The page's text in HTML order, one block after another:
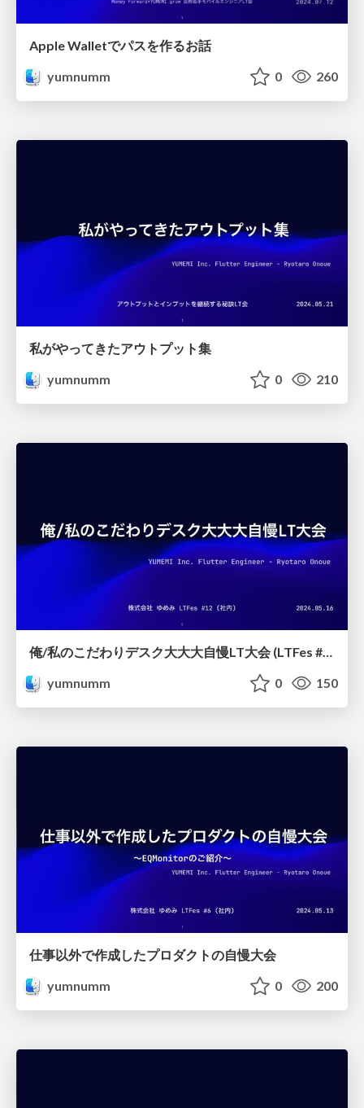
Apple Walletでパスを作るお話
yumnumm
0 260
私がやってきたアウトプット集
yumnumm
0 210
yumnumm
0 150
仕事以外で作成したプロダクトの自慢大会
yumnumm
0 200